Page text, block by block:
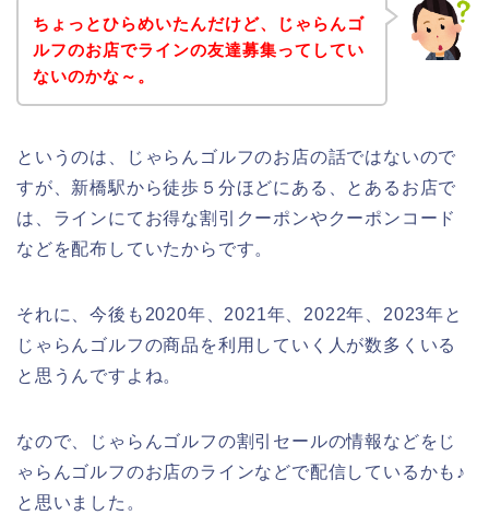
ちょっとひらめいたんだけど、じゃらんゴ
ルフのお店でラインの友達募集ってしてい
ないのかな～。
というのは、じゃらんゴルフのお店の話ではないので
すが、新橋駅から徒歩５分ほどにある、とあるお店で
は、ラインにてお得な割引クーポンやクーポンコード
などを配布していたからです。
それに、今後も2020年、2021年、2022年、2023年と
じゃらんゴルフの商品を利用していく人が数多くいる
と思うんですよね。
なので、じゃらんゴルフの割引セールの情報などをじ
ゃらんゴルフのお店のラインなどで配信しているかも♪
と思いました。